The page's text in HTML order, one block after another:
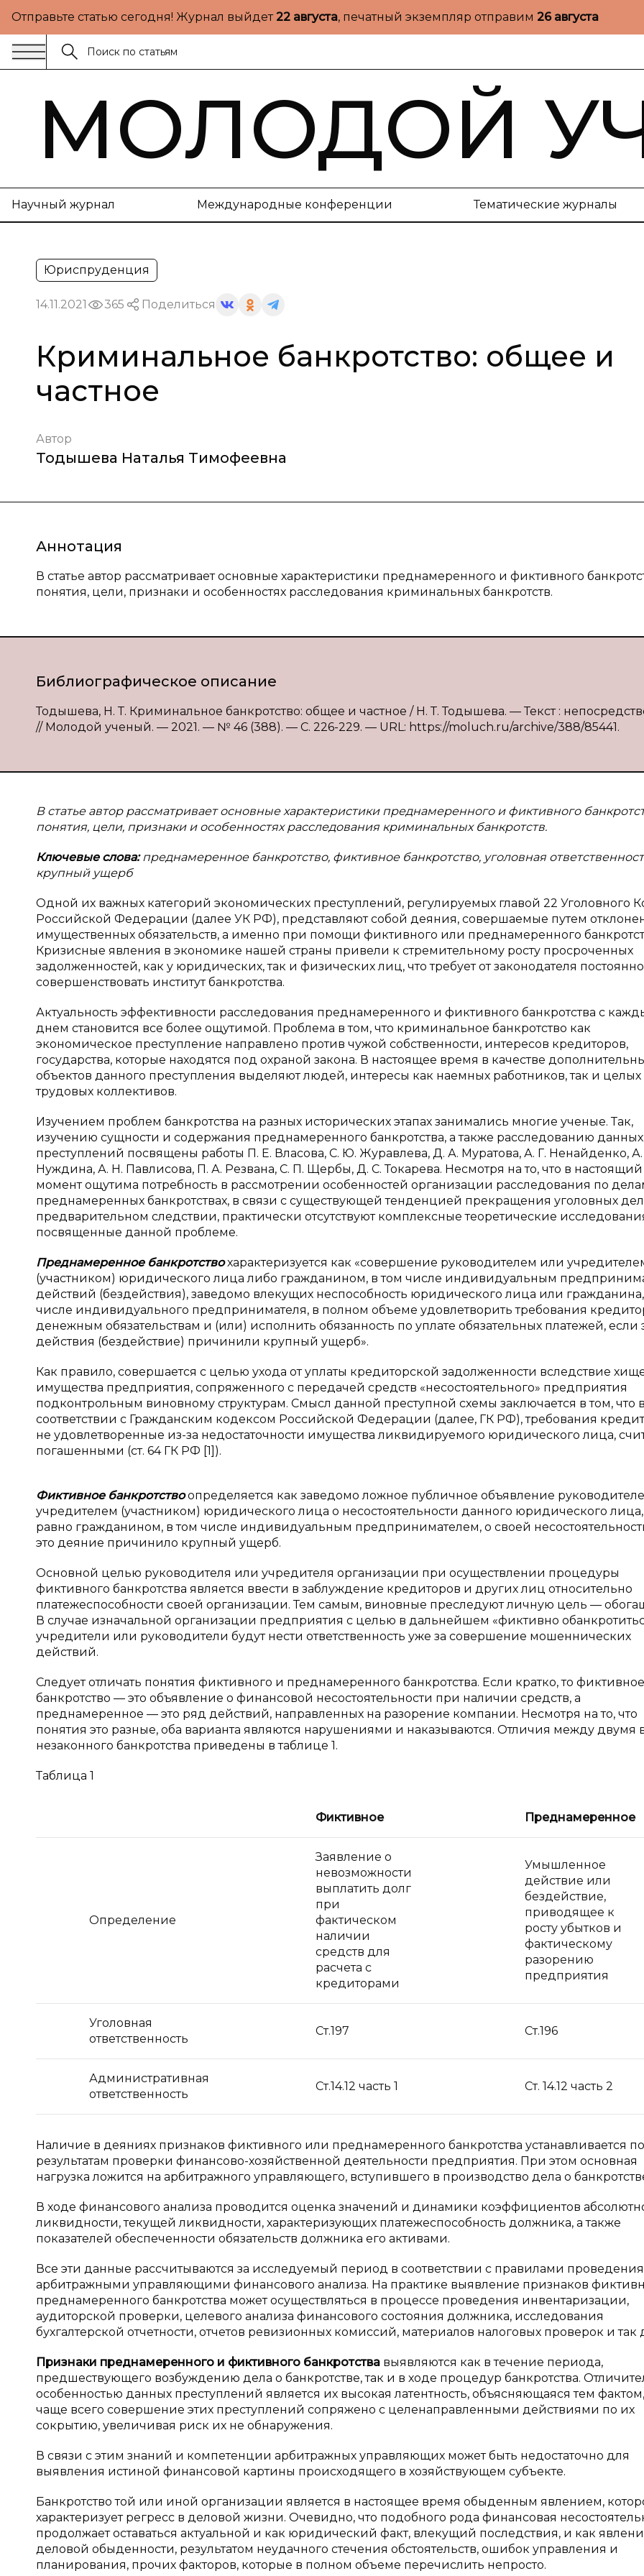
Отправьте статью сегодня! Журнал выйдет22 августа, печатный экземпляр отправим 26 августа
МОЛОДОЙ
Научный журнал Международные конференции Тематические журналы
Юриспруденция
14.11.2021 365 Поделиться
Криминальное банкротство: общее и
частное
Автор
Тодышева Наталья Тимофеевна
Аннотация
В статье автор рассматривает основные характеристики преднамеренного и фиктивного
понятия, цели, признаки и особенностях расследования криминальных банкротств.
Библиографическое описание
Тодышева, Н. Т. Криминальное банкротство: общее и частное / Н. Т. Тодышева. — Текст :
// Молодой ученый. — 2021. — № 46 (388). — С. 226-229. — URL: https://moluch.ru/archive/388/85441.
В статье автор рассматривает основные характеристики преднамеренного и фиктивного
понятия, цели, признаки и особенностях расследования криминальных банкротств.
Ключевые слова:преднамеренное банкротство, фиктивное банкротство, уголовная
крупный ущерб
Одной их важных категорий экономических преступлений, регулируемых главой 22 Уголовного
Российской Федерации (далее УК РФ), представляют собой деяния, совершаемые путем
имущественных обязательств, а именно при помощи фиктивного или преднамеренного
Кризисные явления в экономике нашей страны привели к стремительному росту просроченных
задолженностей, как у юридических, так и физических лиц, что требует от законодателя постоянно
совершенствовать институт банкротства.
Актуальность эффективности расследования преднамеренного и фиктивного банкротства с
днем становится все более ощутимой. Проблема в том, что криминальное банкротство как
экономическое преступление направлено против чужой собственности, интересов кредиторов,
государства, которые находятся под охраной закона. В настоящее время в качестве
объектов данного преступления выделяют людей, интересы как наемных работников, так и целых
трудовых коллективов.
Изучением проблем банкротства на разных исторических этапах занимались многие ученые. Так,
изучению сущности и содержания преднамеренного банкротства, а также расследованию данных
преступлений посвящены работы П. Е. Власова, С. Ю. Журавлева, Д. А. Муратова, А. Г. Ненайденко,
Нуждина, А. Н. Павлисова, П. А. Резвана, С. П. Щербы, Д. С. Токарева. Несмотря на то, что в настоящий
момент ощутима потребность в рассмотрении особенностей организации расследования по
преднамеренных банкротствах, в связи с существующей тенденцией прекращения уголовных
предварительном следствии, практически отсутствуют комплексные теоретические
посвященные данной проблеме.
Преднамеренное банкротствохарактеризуется как «совершение руководителем или
(участником) юридического лица либо гражданином, в том числе индивидуальным
действий (бездействия), заведомо влекущих неспособность юридического лица или гражданина,
числе индивидуального предпринимателя, в полном объеме удовлетворить требования
денежным обязательствам и (или) исполнить обязанность по уплате обязательных платежей, если
действия (бездействие) причинили крупный ущерб».
Как правило, совершается с целью ухода от уплаты кредиторской задолженности вследствие
имущества предприятия, сопряженного с передачей средств «несостоятельного» предприятия
подконтрольным виновному структурам. Смысл данной преступной схемы заключается в том, что в
соответствии с Гражданским кодексом Российской Федерации (далее, ГК РФ), требования
не удовлетворенные из-за недостаточности имущества ликвидируемого юридического лица,
погашенными (ст. 64 ГК РФ [1]).
Фиктивное банкротствоопределяется как заведомо ложное публичное объявление
учредителем (участником) юридического лица о несостоятельности данного юридического лица,
равно гражданином, в том числе индивидуальным предпринимателем, о своей
это деяние причинило крупный ущерб.
Основной целью руководителя или учредителя организации при осуществлении процедуры
фиктивного банкротства является ввести в заблуждение кредиторов и других лиц относительно
платежеспособности своей организации. Тем самым, виновные преследуют личную цель —
В случае изначальной организации предприятия с целью в дальнейшем «фиктивно
учредители или руководители будут нести ответственность уже за совершение мошеннических
действий.
Следует отличать понятия фиктивного и преднамеренного банкротства. Если кратко, то фиктивное
банкротство — это объявление о финансовой несостоятельности при наличии средств, а
преднамеренное — это ряд действий, направленных на разорение компании. Несмотря на то, что
понятия это разные, оба варианта являются нарушениями и наказываются. Отличия между двумя
незаконного банкротства приведены в таблице 1.
Таблица 1
Фиктивное Преднамеренное
Определение
Заявление о
невозможности
выплатить долг
при
фактическом
наличии
средств для
расчета с
кредиторами
Умышленное
действие или
бездействие,
приводящее к
росту убытков и
фактическому
разорению
предприятия
Уголовная
ответственность
Ст.197 Ст.196
Административная
ответственность
Ст.14.12 часть 1 Ст. 14.12 часть 2
Наличие в деяниях признаков фиктивного или преднамеренного банкротства устанавливается по
результатам проверки финансово-хозяйственной деятельности предприятия. При этом основная
нагрузка ложится на арбитражного управляющего, вступившего в производство дела о
В ходе финансового анализа проводится оценка значений и динамики коэффициентов
ликвидности, текущей ликвидности, характеризующих платежеспособность должника, а также
показателей обеспеченности обязательств должника его активами.
Все эти данные рассчитываются за исследуемый период в соответствии с правилами проведения
арбитражными управляющими финансового анализа. На практике выявление признаков
преднамеренного банкротства может осуществляться в процессе проведения инвентаризации,
аудиторской проверки, целевого анализа финансового состояния должника, исследования
бухгалтерской отчетности, отчетов ревизионных комиссий, материалов налоговых проверок и так
Признаки преднамеренного и фиктивного банкротства выявляются как в течение периода,
предшествующего возбуждению дела о банкротстве, так и в ходе процедур банкротства.
особенностью данных преступлений является их высокая латентность, объясняющаяся тем
чаще всего совершение этих преступлений сопряжено с целенаправленными действиями по их
сокрытию, увеличивая риск их не обнаружения.
В связи с этим знаний и компетенции арбитражных управляющих может быть недостаточно для
выявления истиной финансовой картины происходящего в хозяйствующем субъекте.
Банкротство той или иной организации является в настоящее время обыденным явлением,
характеризует регресс в деловой жизни. Очевидно, что подобного рода финансовая
продолжает оставаться актуальной и как юридический факт, влекущий последствия, и как
деловой обыденности, результатом неудачного стечения обстоятельств, ошибок управления и
планирования, прочих факторов, которые в полном объеме перечислить непросто.